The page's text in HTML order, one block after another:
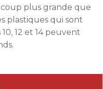
plus grande que
plastiques qui sont
12 et 14 peuvent